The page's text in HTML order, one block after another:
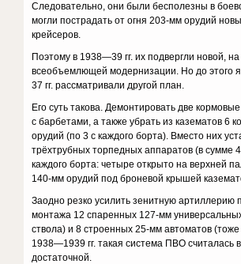
Следовательно, они были бесполезны в
могли пострадать от огня 203-мм орудий
крейсеров.
Поэтому в 1938—39 гг. их подвергли новой, на
всеобъемлющей модернизации. Но до этого
37 гг. рассматривали другой план.
Его суть такова. Демонтировать две
с барбетами, а также убрать из казематов 6
орудий (по 3 с каждого борта). Вместо них
трёхтрубных торпедных аппаратов (в сумме
каждого борта: четыре открыто на верхней
140-мм орудий под броневой крышей
Заодно резко усилить зенитную артиллерию
монтажа 12 спаренных 127-мм
ствола) и 8 строенных 25-мм автоматов
1938—1939 гг. такая система ПВО считалась
достаточной.